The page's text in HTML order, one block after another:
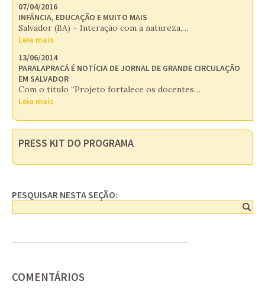
07/04/2016
INFÂNCIA, EDUCAÇÃO E MUITO MAIS
Salvador (BA) – Interação com a natureza,…
Leia mais
13/06/2014
PARALAPRACÁ É NOTÍCIA DE JORNAL DE GRANDE CIRCULAÇÃO
EM SALVADOR
Com o título “Projeto fortalece os docentes…
Leia mais
PRESS KIT DO PROGRAMA
PESQUISAR NESTA SEÇÃO:
COMENTÁRIOS